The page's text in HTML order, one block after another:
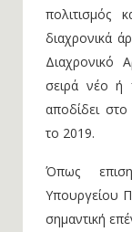
πολιτισμός
διαχρονικά
Διαχρονικό
σειρά νέο ή
αποδίδει
το 2019.
Όπως
Υπουργείου
σημαντική